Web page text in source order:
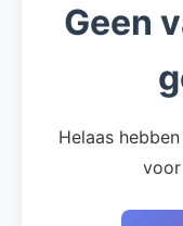
Geen
Helaas